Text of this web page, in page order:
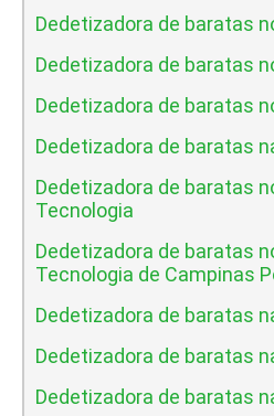
Dedetizadora de baratas
Dedetizadora de baratas
Dedetizadora de baratas
Dedetizadora de baratas
Dedetizadora de baratas
Tecnologia
Dedetizadora de baratas
Tecnologia de Campinas
Dedetizadora de baratas
Dedetizadora de baratas
Dedetizadora de baratas